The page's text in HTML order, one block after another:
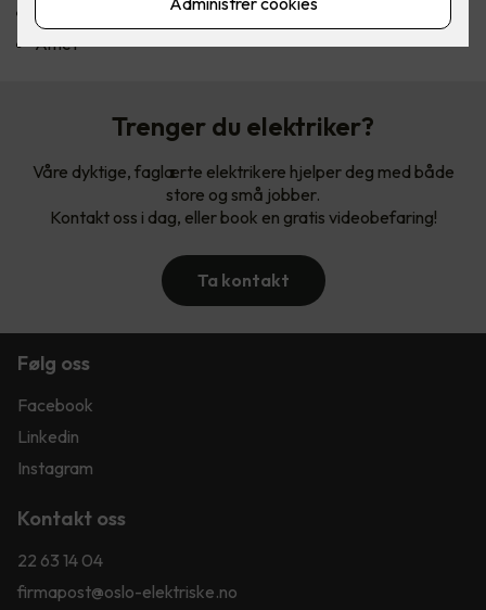
Amet
Trenger du elektriker?
Våre dyktige, faglærte elektrikere hjelper deg med både
store og små jobber.
Kontakt oss i dag, eller book en gratis videobefaring!
Ta kontakt
Følg oss
Facebook
Linkedin
Instagram
Kontakt oss
22 63 14 04
firmapost@oslo-elektriske.no